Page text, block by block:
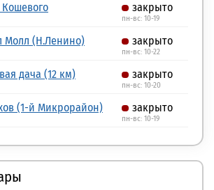
Кошевого закрыто
пн-вс: 10-19
Молл (Н.Ленино) закрыто
пн-вс: 10-22
дача (12 км) закрыто
пн-вс: 10-20
(1-й Микрорайон) закрыто
пн-вс: 10-19